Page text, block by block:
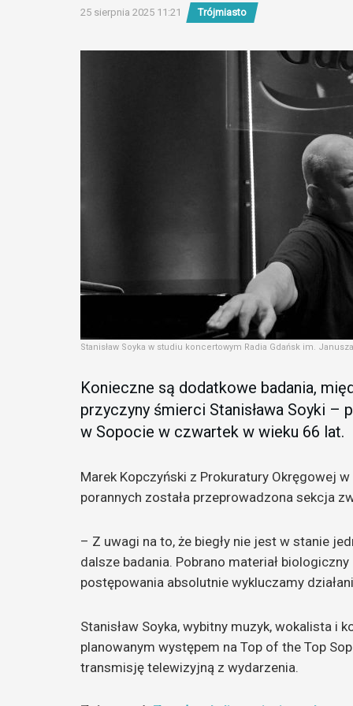
25 sierpnia 2025 11:21 Trójmiasto
Stanisław Soyka w studiu koncertowym Radia Gdańsk im.
Konieczne są dodatkowe badania,
przyczyny śmierci Stanisława Soyki –
w Sopocie w czwartek w wieku 66 lat.
Marek Kopczyński z Prokuratury Okręgowej
porannych została przeprowadzona sekcja
– Z uwagi na to, że biegły nie jest w stanie
dalsze badania. Pobrano materiał
postępowania absolutnie wykluczamy
Stanisław Soyka, wybitny muzyk, wokalista i
planowanym występem na Top of the Top
transmisję telewizyjną z wydarzenia.